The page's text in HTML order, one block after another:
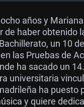
años y
de haber obtenido
un 10
las Pruebas de
ha sacado un
universitaria
ha puesto
y quiere